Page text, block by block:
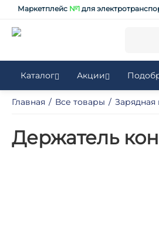
Маркетплейс №1 для
Каталог Акции
Главная / Все товары / Зарядная
Держатель